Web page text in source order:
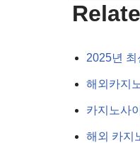
2025년
해외카지
카지노사
해외 카지